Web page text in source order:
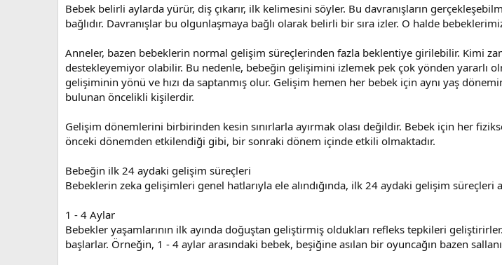
Bebek belirli aylarda yürür, diş çıkarır, ilk kelimesini söyler. Bu davranışların
bağlıdır. Davranışlar bu olgunlaşmaya bağlı olarak belirli bir sıra izler. O halde
Anneler, bazen bebeklerin normal gelişim süreçlerinden fazla beklentiye girilebilir. Kimi
destekleyemiyor olabilir. Bu nedenle, bebeğin gelişimini izlemek pek çok yönden yararlı
gelişiminin yönü ve hızı da saptanmış olur. Gelişim hemen her bebek için aynı yaş
bulunan öncelikli kişilerdir.
Gelişim dönemlerini birbirinden kesin sınırlarla ayırmak olası değildir. Bebek için her
önceki dönemden etkilendiği gibi, bir sonraki dönem içinde etkili olmaktadır.
Bebeğin ilk 24 aydaki gelişim süreçleri
Bebeklerin zeka gelişimleri genel hatlarıyla ele alındığında, ilk 24 aydaki gelişim süreçleri
1 - 4 Aylar
Bebekler yaşamlarının ilk ayında doğuştan geliştirmiş oldukları refleks tepkileri
başlarlar. Örneğin, 1 - 4 aylar arasındaki bebek, beşiğine asılan bir oyuncağın bazen